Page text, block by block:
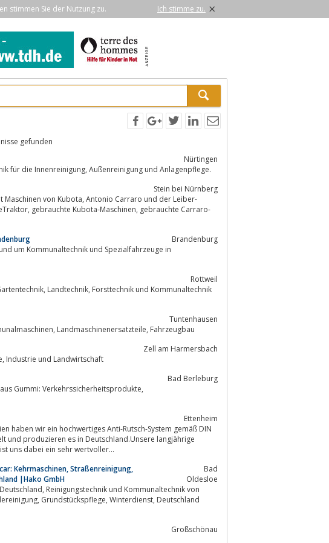
stimmen Sie der Nutzung zu. Ich stimme zu. ×
gefunden
Nürtingen
Lepper GmbH - einer der führenden Händler von Spitzentechnik für die Innenreinigung, Außenreinigung und Anlagenpflege.
Stein bei Nürnberg
Brandenburg
Rottweil
Kommunaltechnik
Tuntenhausen
Eder GmbH - Landmaschinen, Stapler, Anhängercenter, Kommunalmaschinen, Landmaschinenersatzteile, Fahrzeugbau
Zell am Harmersbach
Fertigung von Fahrzeugen und Geräten für Kommunalbetriebe, Industrie und Landwirtschaft
Bad Berleburg
Gummi: Verkehrssicherheitsprodukte,
Ettenheim
und produzieren es in Deutschland.Unsere langjährige
uns dabei ein sehr wertvoller...
Kehrmaschinen, Straßenreinigung,
|Hako GmbH
Bad
Oldesloe
Großschönau